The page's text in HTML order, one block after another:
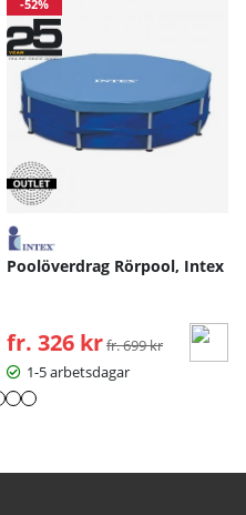
-52%
Poolöverdrag Rörpool, Intex
fr. 326 kr Ordinarie pris:
fr. 699 kr
1-5 arbetsdagar